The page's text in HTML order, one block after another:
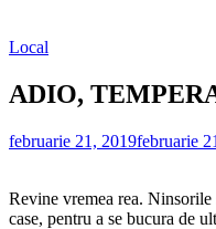
Local
ADIO,
februarie 21, 2019februarie
Revine vremea rea. Ninsorile
case, pentru a se bucura de